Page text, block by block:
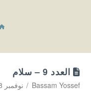
العدد 9 – سلام
Bassam Yossef نوفمبر 28, 2016